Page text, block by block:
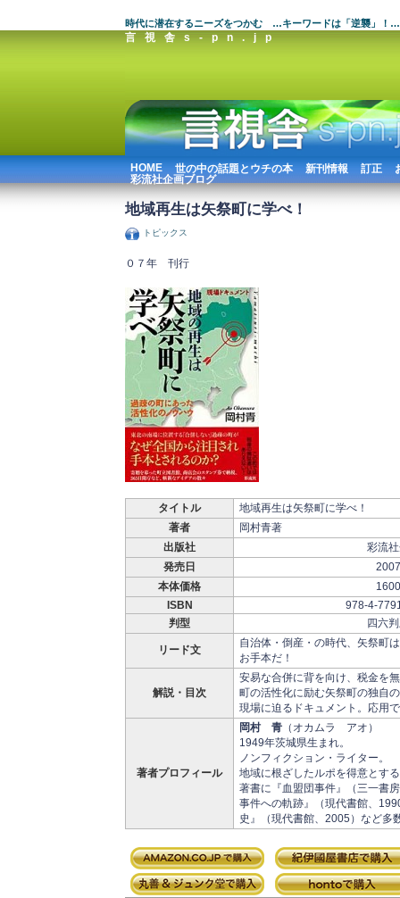
時代に潜在するニーズをつかむ …キーワードは「逆襲」！…
言視舎s-pn.jp
HOME 世の中の話題とウチの本 新刊情報 訂正
彩流社企画ブログ
地域再生は矢祭町に学べ！
トピックス
０７年 刊行
タイトル
地域再生は矢祭町に学べ！
著者
岡村青著
出版社
彩流
発売日
本体価格
ISBN
978-4-
判型
四六
リード文
自治体・倒産・の時代、矢祭町
お手本だ！
解説・目次
安易な合併に背を向け、税金を
町の活性化に励む矢祭町の独自
現場に迫るドキュメント。応用
著者プロフィール
岡村 青 （オカムラ アオ）
1949年茨城県生まれ。
ノンフィクション・ライター。
地域に根ざしたルポを得意とす
著書に『血盟団事件』（三一書
事件への軌跡』（現代書館、
史』（現代書館、2005）など多